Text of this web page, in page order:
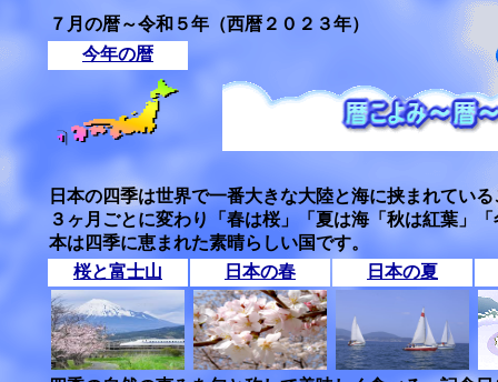
７月の暦～令和５年（西暦２０２３年）
今年の暦
日本の四季は世界で一番大きな大陸と海に挟まれてい
３ヶ月ごとに変わり「春は桜」「夏は海「秋は紅葉」
本は四季に恵まれた素晴らしい国です。
桜と富士山
日本の春 日本の夏